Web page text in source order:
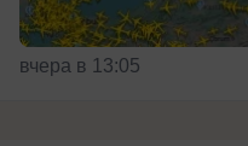
вчера в 13:05